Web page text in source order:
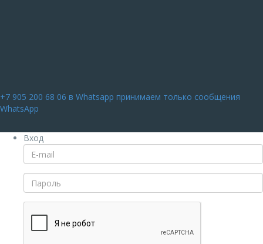
+7 905 200 68 06 в Whatsapp принимаем только сообщения
WhatsApp
Вход